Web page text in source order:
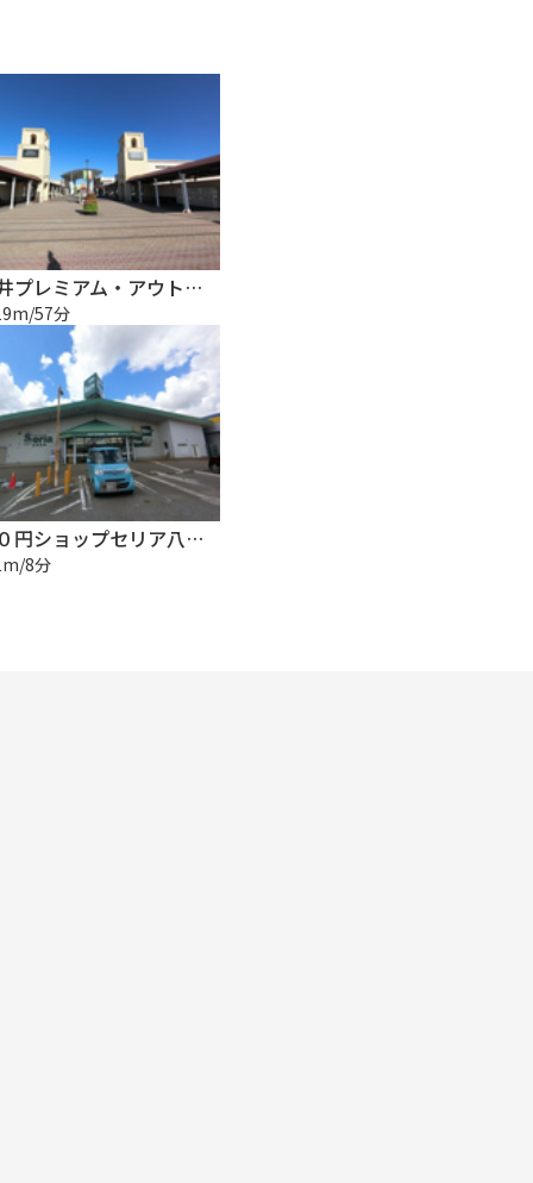
酒々井プレミアム・アウトレット
57分
１００円ショップセリア八街榎戸店
8分